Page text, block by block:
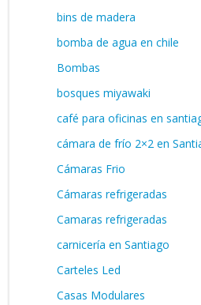
bins de madera
bomba de agua en chile
Bombas
bosques miyawaki
café para oficinas en
cámara de frío 2×2 en
Cámaras Frio
Cámaras refrigeradas
Camaras refrigeradas
carnicería en Santiago
Carteles Led
Casas Modulares